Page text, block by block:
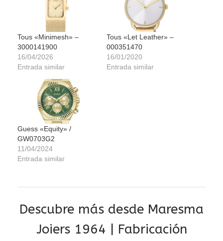
Tous «Minimesh» –
3000141900
16/04/2026
Entrada similar
Tous «Let Leather» –
000351470
16/01/2020
Entrada similar
Guess «Equity» /
GW0703G2
11/04/2024
Entrada similar
Descubre más desde Maresma
Joiers 1964 | Fabricación